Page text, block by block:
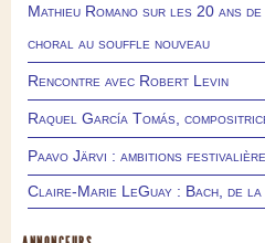
Mathieu Romano sur les 20 ans
choral au souffle nouveau
Rencontre avec Robert Levin
Raquel García Tomás,
Paavo Järvi : ambitions
Claire-Marie LeGuay : Bach, de